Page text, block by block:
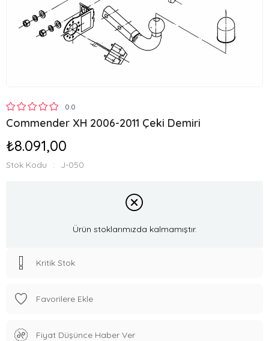
0.0
Commender XH 2006-2011 Çeki Demiri
₺8.091,00
Stok Kodu J-050
Ürün stoklarımızda kalmamıştır.
Kritik Stok
Favorilere Ekle
Fiyat Düşünce Haber Ver